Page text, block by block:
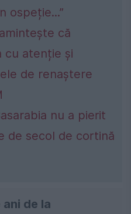
ospeție...”
că
cu atenție și
de renaștere
nu a pierit
de secol de cortină
de la